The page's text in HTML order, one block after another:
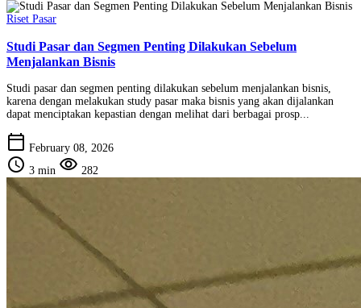
Riset Pasar
Studi Pasar dan Segmen Penting Dilakukan Sebelum
Menjalankan Bisnis
Studi pasar dan segmen penting dilakukan sebelum menjalankan bisnis,
karena dengan melakukan study pasar maka bisnis yang akan dijalankan
dapat menciptakan kepastian dengan melihat dari berbagai prosp...
calendar_today February 08, 2026
schedule 3 min visibility 282